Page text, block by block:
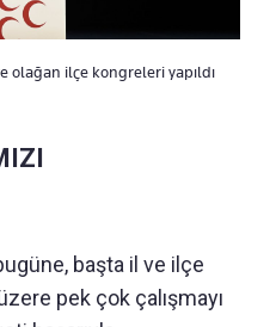
olağan ilçe kongreleri yapıldı
başta il ve ilçe
pek çok çalışmayı